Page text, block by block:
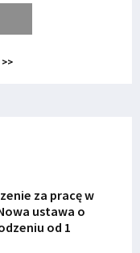
za pracę w
ustawa o
od 1